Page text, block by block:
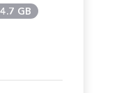
GB